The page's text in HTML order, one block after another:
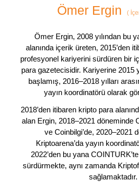
Ömer Ergin (
Ömer Ergin, 2008 yılından bu
alanında içerik üreten, 2015’den
profesyonel kariyerini sürdüren bir
para gazetecisidir. Kariyerine 2015
başlamış, 2016–2018 yılları
yayın koordinatörü olarak
2018’den itibaren kripto para
alan Ergin, 2018–2021 döneminde
ve Coinbilgi’de, 2020–2021
Kriptoarena’da yayın
2022’den bu yana
sürdürmekte, aynı zamanda
sağlamaktadır.